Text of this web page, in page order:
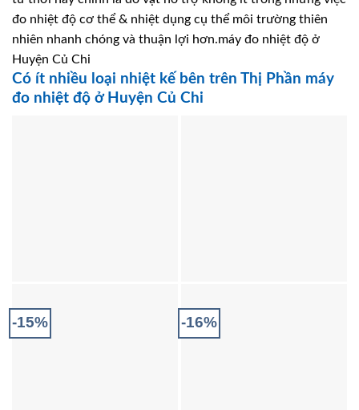
đo nhiệt độ cơ thể & nhiệt dụng cụ thể môi trường thiên
nhiên nhanh chóng và thuận lợi hơn.máy đo nhiệt độ ở
Huyện Củ Chi
Có ít nhiều loại nhiệt kế bên trên Thị Phần máy
đo nhiệt độ ở Huyện Củ Chi
-15% -16%